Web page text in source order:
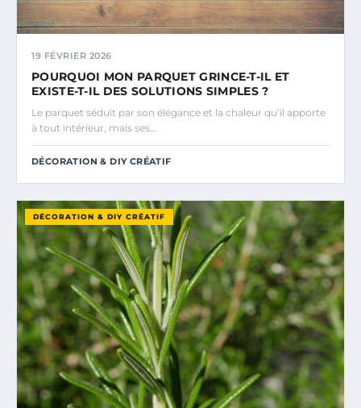
19 FÉVRIER 2026
POURQUOI MON PARQUET GRINCE-T-IL ET
EXISTE-T-IL DES SOLUTIONS SIMPLES ?
Le parquet séduit par son élégance et la chaleur qu’il apporte
à tout intérieur, mais ses…
DÉCORATION & DIY CRÉATIF
DÉCORATION & DIY CRÉATIF